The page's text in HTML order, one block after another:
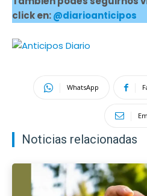
click en:@diarioanticipos
WhatsApp
Noticias relacionadas